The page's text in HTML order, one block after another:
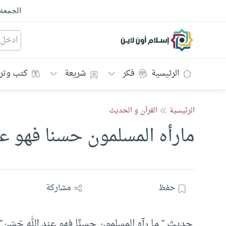
إسلام أون لاين
الرئيسية فكر شريعة كتب
الرئيسية القرآن و الحديث
مارأه المسلمون حسنا فهو
حفظ مشاركة